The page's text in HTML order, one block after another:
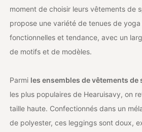
moment de choisir leurs vêtements de
propose une variété de tenues de
fonctionnelles et tendance, avec un
de motifs et de modèles.
Parmi les ensembles de vêtements
les plus populaires de Hearuisavy, on
taille haute. Confectionnés dans un
de polyester, ces leggings sont doux,